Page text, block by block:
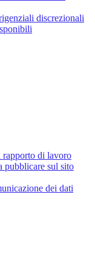
discrezionali
rapporto di lavoro
pubblicare sul sito
dei dati